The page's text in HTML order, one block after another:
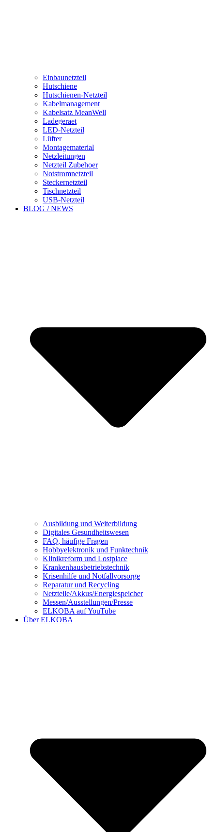
Einbaunetzteil
Hutschiene
Hutschienen-Netzteil
Kabelmanagement
Kabelsatz MeanWell
Ladegeraet
LED-Netzteil
Lüfter
Montagematerial
Netzleitungen
Netzteil Zubehoer
Notstromnetzteil
Steckernetzteil
Tischnetzteil
USB-Netzteil
BLOG / NEWS
Ausbildung und Weiterbildung
Digitales Gesundheitswesen
FAQ, häufige Fragen
Hobbyelektronik und Funktechnik
Klinikreform und Lostplace
Krankenhausbetriebstechnik
Krisenhilfe und Notfallvorsorge
Reparatur und Recycling
Netzteile/Akkus/Energiespeicher
Messen/Ausstellungen/Presse
ELKOBA auf YouTube
Über ELKOBA